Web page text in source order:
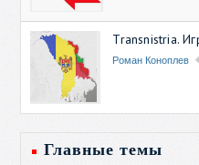
Transnistria.
Роман Коноплев
Главные темы